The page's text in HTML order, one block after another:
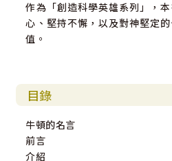
作為「創造科學英雄系列」，
心、堅持不懈，以及對神堅定
值。
目錄
牛頓的名言
前言
介紹